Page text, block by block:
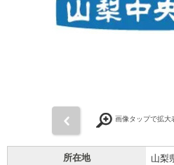
画像タップで拡大
所在地 山梨